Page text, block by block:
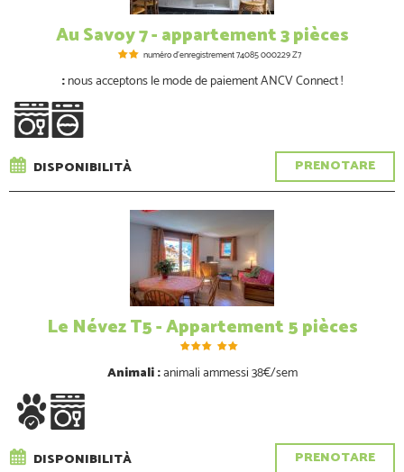
Au Savoy 7 - appartement 3 pièces
numéro d'enregistrement74085 000229 Z7
:nous acceptons le mode de paiement ANCV Connect !
PRENOTARE
DISPONIBILITÀ
Le Névez T5 - Appartement 5 pièces
Animali :animali ammessi38€/sem
PRENOTARE
DISPONIBILITÀ